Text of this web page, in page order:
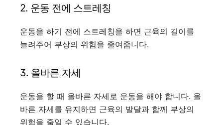
2. 운동 전에 스트레칭
운동을 하기 전에 스트레칭을 하면 근육의 길이를
늘려주어 부상의 위험을 줄여줍니다.
3. 올바른 자세
운동을 할 때 올바른 자세로 운동을 해야 합니다. 올
바른 자세를 유지하면 근육의 발달과 함께 부상의
위험을 줄일 수 있습니다.